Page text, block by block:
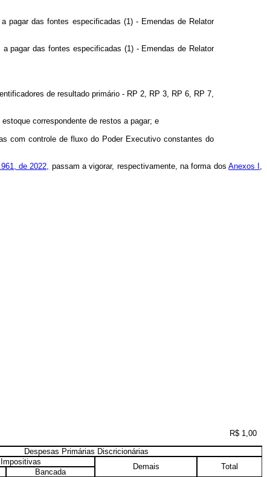
pagar das fontes especificadas (1) - Emendas de Relator
pagar das fontes especificadas (1) - Emendas de Relator
de resultado primário - RP 2, RP 3, RP 6, RP 7,
estoque correspondente de restos a pagar; e
com controle de fluxo do Poder Executivo constantes do
de 2022, passam a vigorar, respectivamente, na forma dos Anexos I ,
R$ 1,00
Despesas Primárias Discricionárias
Demais Total
Bancada